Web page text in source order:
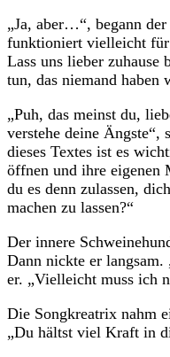
„Ja, aber…“, begann
funktioniert vielleicht
Lass uns lieber zuhause
tun, das niemand haben
„Puh, das meinst du,
verstehe deine Ängste“,
dieses Textes ist es
öffnen und ihre eigenen
du es denn zulassen,
machen zu lassen?“
Der innere
Dann nickte er langsam.
er. „Vielleicht muss ich
Die Songkreatrix nahm
„Du hältst viel Kraft in